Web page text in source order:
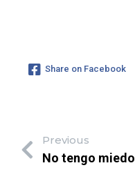
Share on Facebook
Previous
No tengo miedo